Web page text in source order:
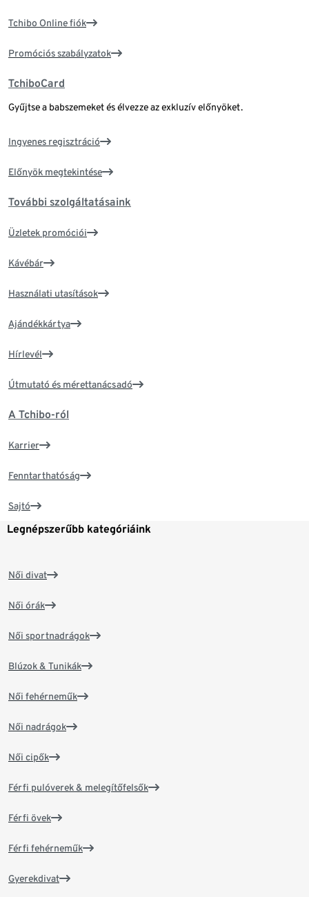
Tchibo Online fiók
Promóciós szabályzatok
TchiboCard
Gyűjtse a babszemeket és élvezze az exkluzív előnyöket.
Ingyenes regisztráció
Előnyök megtekintése
További szolgáltatásaink
Üzletek promóciói
Kávébár
Használati utasítások
Ajándékkártya
Hírlevél
Útmutató és mérettanácsadó
A Tchibo-ról
Karrier
Fenntarthatóság
Sajtó
Legnépszerűbb kategóriáink
Női divat
Női órák
Női sportnadrágok
Blúzok & Tunikák
Női fehérneműk
Női nadrágok
Női cipők
Férfi pulóverek & melegítőfelsők
Férfi övek
Férfi fehérneműk
Gyerekdivat